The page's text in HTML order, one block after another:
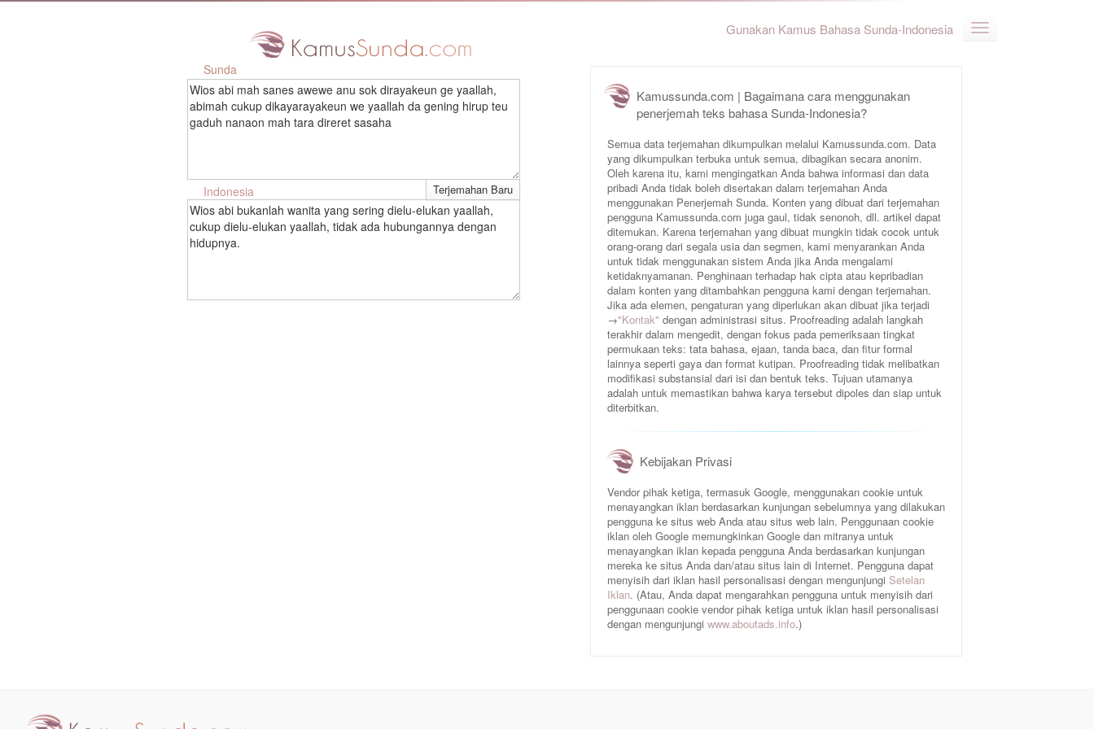
Gunakan Kamus Bahasa Sunda-Indonesia
Sunda
Wios abi mah sanes awewe anu sok dirayakeun ge yaallah,
abimah cukup dikayarayakeun we yaallah da gening hirup teu
gaduh nanaon mah tara direret sasaha
Indonesia
Wios abi bukanlah wanita yang sering dielu-elukan yaallah,
cukup dielu-elukan yaallah, tidak ada hubungannya dengan
hidupnya.
Kamussunda.com | Bagaimana cara menggunakan
penerjemah teks bahasa Sunda-Indonesia?
Semua data terjemahan dikumpulkan melalui Kamussunda.com. Data
yang dikumpulkan terbuka untuk semua, dibagikan secara anonim.
Oleh karena itu, kami mengingatkan Anda bahwa informasi dan data
pribadi Anda tidak boleh disertakan dalam terjemahan Anda
menggunakan Penerjemah Sunda. Konten yang dibuat dari terjemahan
pengguna Kamussunda.com juga gaul, tidak senonoh, dll. artikel dapat
ditemukan. Karena terjemahan yang dibuat mungkin tidak cocok untuk
orang-orang dari segala usia dan segmen, kami menyarankan Anda
untuk tidak menggunakan sistem Anda jika Anda mengalami
ketidaknyamanan. Penghinaan terhadap hak cipta atau kepribadian
dalam konten yang ditambahkan pengguna kami dengan terjemahan.
Jika ada elemen, pengaturan yang diperlukan akan dibuat jika terjadi
→"Kontak" dengan administrasi situs. Proofreading adalah langkah
terakhir dalam mengedit, dengan fokus pada pemeriksaan tingkat
permukaan teks: tata bahasa, ejaan, tanda baca, dan fitur formal
lainnya seperti gaya dan format kutipan. Proofreading tidak melibatkan
modifikasi substansial dari isi dan bentuk teks. Tujuan utamanya
adalah untuk memastikan bahwa karya tersebut dipoles dan siap untuk
diterbitkan.
Kebijakan Privasi
Vendor pihak ketiga, termasuk Google, menggunakan cookie untuk
menayangkan iklan berdasarkan kunjungan sebelumnya yang dilakukan
pengguna ke situs web Anda atau situs web lain. Penggunaan cookie
iklan oleh Google memungkinkan Google dan mitranya untuk
menayangkan iklan kepada pengguna Anda berdasarkan kunjungan
mereka ke situs Anda dan/atau situs lain di Internet. Pengguna dapat
menyisih dari iklan hasil personalisasi dengan mengunjungi Setelan
Iklan. (Atau, Anda dapat mengarahkan pengguna untuk menyisih dari
penggunaan cookie vendor pihak ketiga untuk iklan hasil personalisasi
dengan mengunjungi www.aboutads.info.)